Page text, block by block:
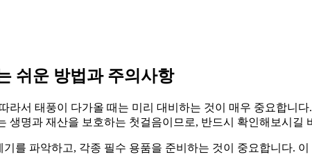
쉬운 방법과 주의사항
라서 태풍이 다가올 때는 미리 대비하는 것이 매우 중요합니
생명과 재산을 보호하는 첫걸음이므로, 반드시 확인해보시길
를 파악하고, 각종 필수 용품을 준비하는 것이 중요합니다.